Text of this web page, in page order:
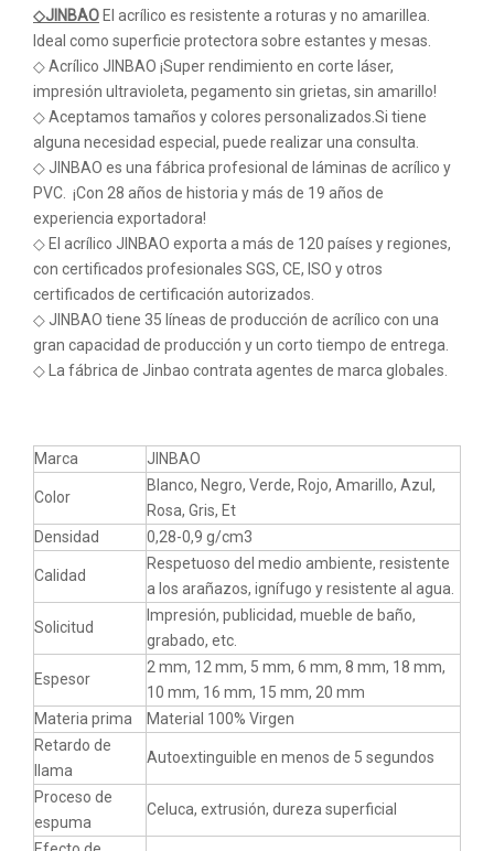
◇JINBAO El acrílico es resistente a roturas y no amarillea.
Ideal como superficie protectora sobre estantes y mesas.
◇ Acrílico JINBAO ¡Super rendimiento en corte láser,
impresión ultravioleta, pegamento sin grietas, sin amarillo!
◇ Aceptamos tamaños y colores personalizados.Si tiene
alguna necesidad especial, puede realizar una consulta.
◇ JINBAO es una fábrica profesional de láminas de acrílico y
PVC. ¡Con 28 años de historia y más de 19 años de
experiencia exportadora!
◇ El acrílico JINBAO exporta a más de 120 países y regiones,
con certificados profesionales SGS, CE, ISO y otros
certificados de certificación autorizados.
◇ JINBAO tiene 35 líneas de producción de acrílico con una
gran capacidad de producción y un corto tiempo de entrega.
◇ La fábrica de Jinbao contrata agentes de marca globales.
Marca JINBAO
Color
Blanco, Negro, Verde, Rojo, Amarillo, Azul,
Rosa, Gris, Et
Densidad
0,28-0,9 g/cm3
Calidad
Respetuoso del medio ambiente, resistente
a los arañazos, ignífugo y resistente al agua.
Solicitud
Impresión, publicidad, mueble de baño,
grabado, etc.
Espesor
2 mm, 12 mm, 5 mm, 6 mm, 8 mm, 18 mm,
10 mm, 16 mm, 15 mm, 20 mm
Materia prima
Material 100% Virgen
Retardo de
llama
Autoextinguible en menos de 5 segundos
Proceso de
espuma
Celuca, extrusión, dureza superficial